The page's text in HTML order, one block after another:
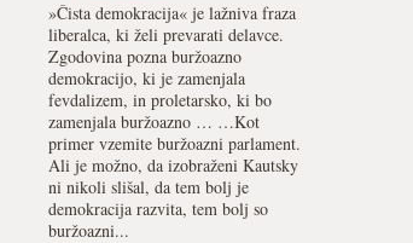
»Čista demokracija« je lažniva fraza
liberalca, ki želi prevarati delavce.
Zgodovina pozna buržoazno
demokracijo, ki je zamenjala
fevdalizem, in proletarsko, ki bo
zamenjala buržoazno … …Kot
primer vzemite buržoazni parlament.
Ali je možno, da izobraženi Kautsky
ni nikoli slišal, da tem bolj je
demokracija razvita, tem bolj so
buržoazni...